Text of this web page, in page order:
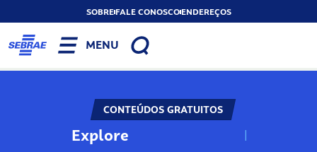
SOBREFALE CONOSCOENDEREÇOS
MENU
CONTEÚDOS GRATUITOS
Explore N